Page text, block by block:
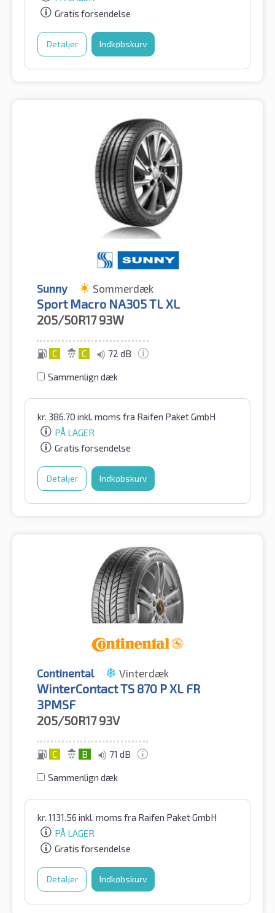
Gratis forsendelse
Detaljer Indkøbskurv
Sunny Sommerdæk
Sport Macro NA305 TL XL
205/50R17 93W
C C 72 dB
Sammenlign dæk
kr. 386.70 inkl. moms fra Raifen Paket GmbH
PÅ LAGER
Gratis forsendelse
Detaljer Indkøbskurv
Continental Vinterdæk
WinterContact TS 870 P XL FR
3PMSF
205/50R17 93V
C B 71 dB
Sammenlign dæk
kr. 1131.56 inkl. moms fra Raifen Paket GmbH
PÅ LAGER
Gratis forsendelse
Detaljer Indkøbskurv